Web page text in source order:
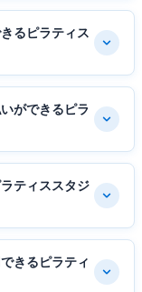
るピラティス
ができるピラ
ティススタジ
きるピラティ